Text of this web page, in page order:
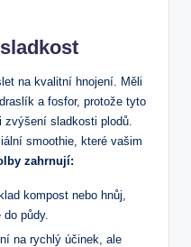
na kvalitní hnojení. Měli
a fosfor, protože tyto
sladkosti plodů.
smoothie, které vašim
zahrnují:
kompost nebo hnůj,
půdy.
na rychlý účinek, ale